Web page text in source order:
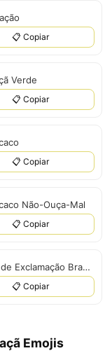
📋 Copiar
Verde
📋 Copiar
📋 Copiar
Não-Ouça-Mal
📋 Copiar
Marca de Exclamação Branca
📋 Copiar
Emojis